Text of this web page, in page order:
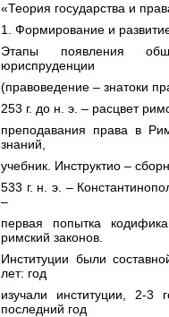
«Теория государства и
1. Формирование и
Этапы появления
юриспруденции
(правоведение – знатоки
253 г. до н. э. – расцвет
преподавания права в
знаний,
учебник. Инструктио –
533 г. н. э. –
–
первая попытка
римский законов.
Институции были
лет: год
изучали институции, 2-3
последний год